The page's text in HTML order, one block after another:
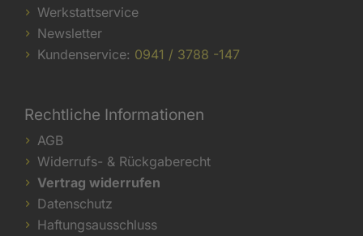
Werkstattservice
Newsletter
Kundenservice: 0941 / 3788 -147
Rechtliche Informationen
AGB
Widerrufs- & Rückgaberecht
Vertrag widerrufen
Datenschutz
Haftungsausschluss